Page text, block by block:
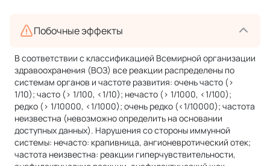
Побочные эффекты
В соответствии с классификацией Всемирной организации
здравоохранения (ВОЗ) все реакции распределены по
системам органов и частоте развития: очень часто (>
1/10); часто (> 1/100, <1/10); нечасто (> 1/1000, <1/100);
редко (> 1/10000, <1/1000); очень редко (<1/10000); частота
неизвестна (невозможно определить на основании
доступных данных). Нарушения со стороны иммунной
системы: нечасто: крапивница, ангионевротический отек;
частота неизвестна: реакции гиперчувствительности,